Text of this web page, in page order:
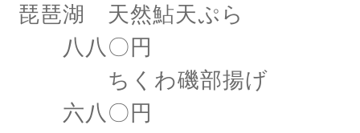
琵琶湖 天然鮎天ぷら
八八〇円
ちくわ磯部揚げ
六八〇円